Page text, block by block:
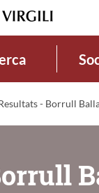
- Borrull